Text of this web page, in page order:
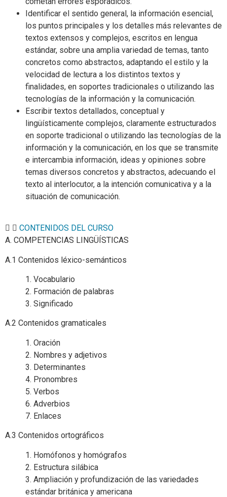
Identificar el sentido general, la información esencial,
los puntos principales y los detalles más relevantes de
textos extensos y complejos, escritos en lengua
estándar, sobre una amplia variedad de temas, tanto
concretos como abstractos, adaptando el estilo y la
velocidad de lectura a los distintos textos y
finalidades, en soportes tradicionales o utilizando las
tecnologías de la información y la comunicación.
Escribir textos detallados, conceptual y
lingüísticamente complejos, claramente estructurados
en soporte tradicional o utilizando las tecnologías de la
información y la comunicación, en los que se transmite
e intercambia información, ideas y opiniones sobre
temas diversos concretos y abstractos, adecuando el
texto al interlocutor, a la intención comunicativa y a la
situación de comunicación.
CONTENIDOS DEL CURSO
A. COMPETENCIAS LINGÜÍSTICAS
A.1 Contenidos léxico-semánticos
1. Vocabulario
2. Formación de palabras
3. Significado
A.2 Contenidos gramaticales
1. Oración
2. Nombres y adjetivos
3. Determinantes
4. Pronombres
5. Verbos
6. Adverbios
7. Enlaces
A.3 Contenidos ortográficos
1. Homófonos y homógrafos
2. Estructura silábica
3. Ampliación y profundización de las variedades
estándar británica y americana